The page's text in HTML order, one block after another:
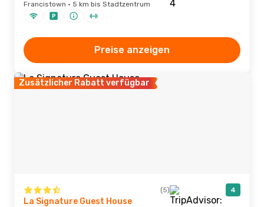
Francistown · 5 km bis Stadtzentrum
Preise anzeigen
Zusätzlicher Rabatt verfügbar
(5) 4
La Signature Guest House